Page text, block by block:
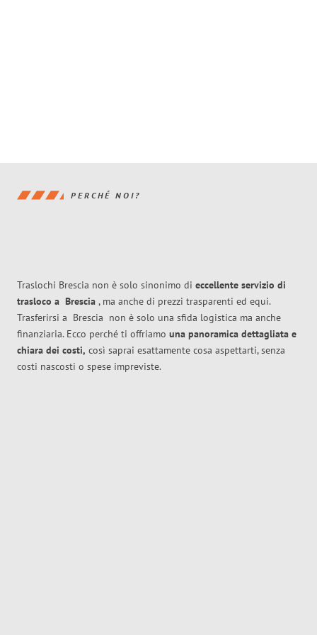
PERCHÉ NOI?
Traslochi Brescia non è solo sinonimo di eccellente servizio di
trasloco a Brescia , ma anche di prezzi trasparenti ed equi.
Trasferirsi a Brescia non è solo una sfida logistica ma anche
finanziaria. Ecco perché ti offriamo una panoramica dettagliata e
chiara dei costi, così saprai esattamente cosa aspettarti, senza
costi nascosti o spese impreviste.